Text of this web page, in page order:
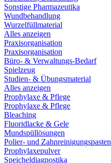
Sonstige Pharmazeutika
Wundbehandlung
Wurzelfüllmaterial
Alles anzeigen
Praxisorganisation
Praxisorganisation
Büro- & Verwaltungs-Bedarf
Spielzeug
Studien- & Übungsmaterial
Alles anzeigen
Prophylaxe & Pflege
Prophylaxe & Pflege
Bleaching
Fluoridlacke & Gele
Mundspüllösungen
Polier- und Zahnreinigungspasten
Prophylaxepulver
Speicheldiagnostika